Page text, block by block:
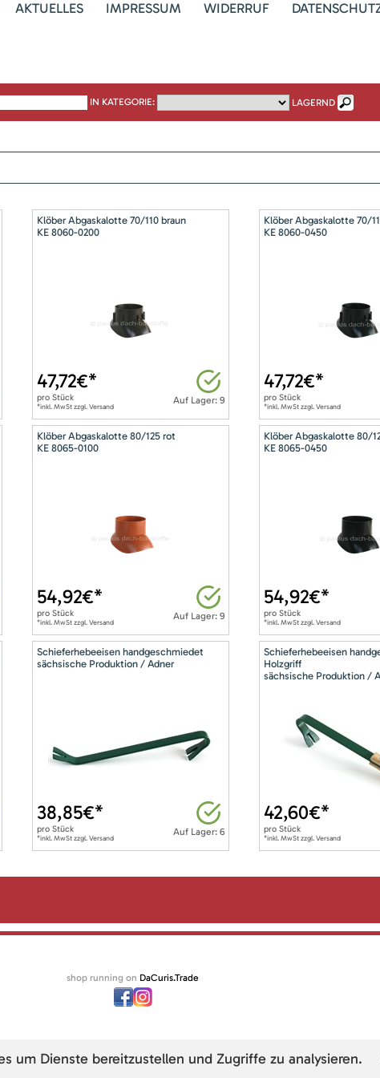
AKTUELLES IMPRESSUM WIDERRUF
IN KATEGORIE: LAGERND
Klöber Abgaskalotte 70/110 braun
KE 8060-0200
Auf Lager: 9
47,72€*
pro Stück
*inkl. MwSt zzgl. Versand
Klöber Abgaskalotte 70/
KE 8060-0450
47,72€*
pro Stück
*inkl. MwSt zzgl. Versand
Klöber Abgaskalotte 80/125 rot
KE 8065-0100
Auf Lager: 9
54,92€*
pro Stück
*inkl. MwSt zzgl. Versand
Klöber Abgaskalotte 80/
KE 8065-0450
54,92€*
pro Stück
*inkl. MwSt zzgl. Versand
Schieferhebeeisen handgeschmiedet
sächsische Produktion / Adner
Auf Lager: 6
38,85€*
pro Stück
*inkl. MwSt zzgl. Versand
Schieferhebeeisen
Holzgriff
sächsische Produktion /
42,60€*
pro Stück
*inkl. MwSt zzgl. Versand
shop running on DaCuris.Trade
um Dienste bereitzustellen und Zugriffe zu analysieren.